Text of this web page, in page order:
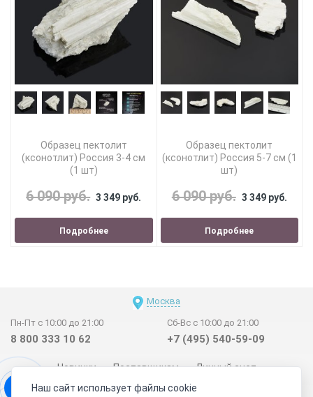
Образец пектолит
(ксонотлит) Россия 3-4 см
(1 шт)
6 090 руб. 3 349 руб.
Подробнее
Образец пектолит
(ксонотлит) Россия 5-7 см (1
шт)
6 090 руб. 3 349 руб.
Подробнее
Москва
Пн-Пт с 10:00 до 21:00
8 800 333 10 62
Сб-Вс с 10:00 до 21:00
+7 (495) 540-59-09
Новинки Поставщикам
Личный счет
Договор-оферта
О нас Наши магазины
Наш сайт использует файлы cookie